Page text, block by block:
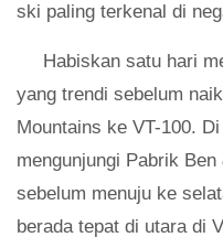
ski paling terkenal di
Habiskan satu hari
yang trendi sebelum
Mountains ke VT-100.
mengunjungi Pabrik
sebelum menuju ke
berada tepat di utara di